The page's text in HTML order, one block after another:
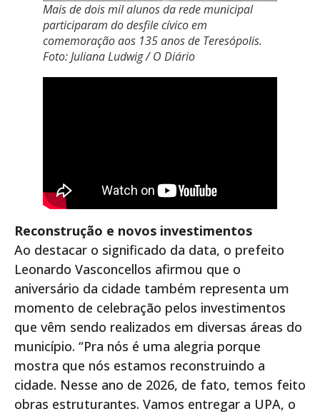
Mais de dois mil alunos da rede municipal
participaram do desfile cívico em
comemoração aos 135 anos de Teresópolis.
Foto: Juliana Ludwig / O Diário
Reconstrução e novos investimentos
Ao destacar o significado da data, o prefeito
Leonardo Vasconcellos afirmou que o
aniversário da cidade também representa um
momento de celebração pelos investimentos
que vêm sendo realizados em diversas áreas do
município. “Pra nós é uma alegria porque
mostra que nós estamos reconstruindo a
cidade. Nesse ano de 2026, de fato, temos feito
obras estruturantes. Vamos entregar a UPA, o